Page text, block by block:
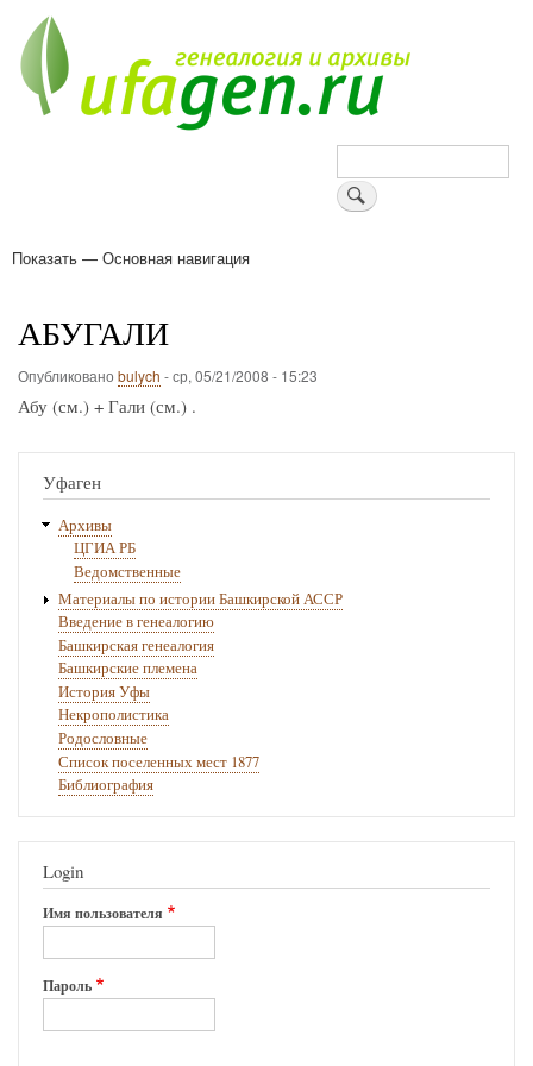
основному
содержанию
Поиск
Основная
Показать — Основная навигация
АБУГАЛИ
Опубликовано bulych -ср, 05/21/2008 - 15:23
Абу (см.) + Гали (см.) .
Уфаген
Архивы
ЦГИА РБ
Ведомственные
Материалы по истории Башкирской АССР
Введение в генеалогию
Башкирская генеалогия
Башкирские племена
История Уфы
Некрополистика
Родословные
Список поселенных мест 1877
Библиография
Login
Имя пользователя
Пароль